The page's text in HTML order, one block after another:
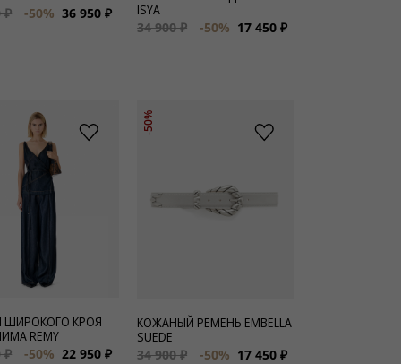
₽
-50% 36 950 ₽
ISYA
34 900 ₽
-50% 17 450 ₽
ШИРОКОГО КРОЯ
REMY
₽
-50% 22 950 ₽
-50%
КОЖАНЫЙ РЕМЕНЬ EMBELLA
SUEDE
34 900 ₽
-50% 17 450 ₽